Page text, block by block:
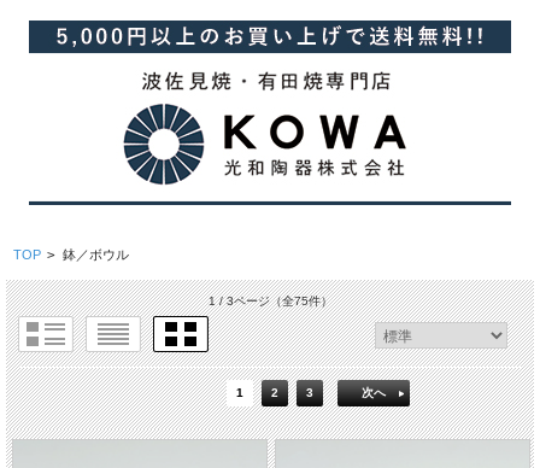
TOP > 鉢／ボウル
1 / 3ページ（全75件）
1 2 3 次へ